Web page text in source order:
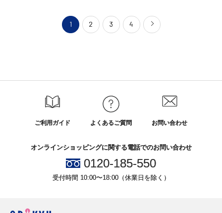
1 2 3 4
ご利用ガイド よくあるご質問 お問い合わせ
オンラインショッピングに関する電話でのお問い合わせ
0120-185-550
受付時間 10:00〜18:00（休業日を除く）